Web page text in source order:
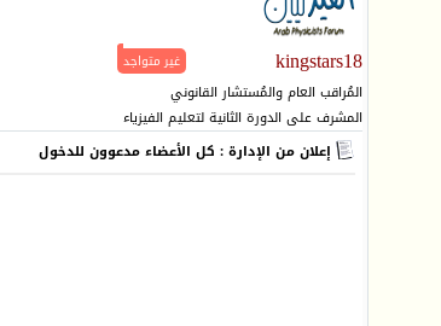
kingstars18 غير متواجد
المُراقب العام والمُستشار القانوني
المشرف على الدورة الثانية لتعليم الفيزياء
إعلان من الإدارة : كل الأعضاء مدعوون للدخول